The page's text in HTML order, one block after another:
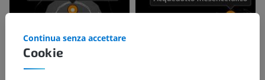
Cookie
Continua senza accettare